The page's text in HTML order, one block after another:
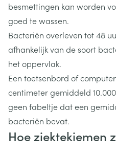
besmettingen kan worden
goed te wassen.
Bacteriën overleven tot 48
afhankelijk van de soort
het oppervlak.
Een toetsenbord of
centimeter gemiddeld
geen fabeltje dat een
bacteriën bevat.
Hoe ziektekiemen